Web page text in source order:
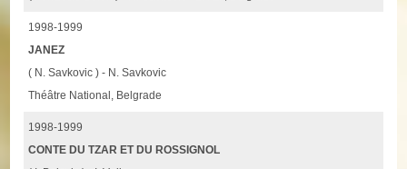
1998-1999
JANEZ
( N. Savkovic ) - N. Savkovic
Théâtre National, Belgrade
1998-1999
CONTE DU TZAR ET DU ROSSIGNOL